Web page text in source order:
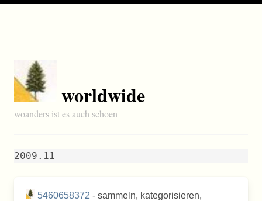
worldwide
woanders ist es auch schoen
2009.11
5460658372 - sammeln, kategorisieren,